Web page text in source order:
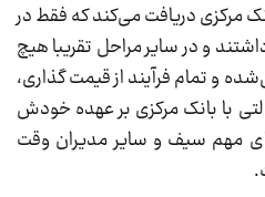
را از بانک مرکزی دریافت می‌کند که فقط در
و در سایر مراحل تقریبا هیچ
و تمام فرآیند از قیمت گذاری،
با بانک مرکزی بر عهده خودش
مهم سیف و سایر مدیران وقت